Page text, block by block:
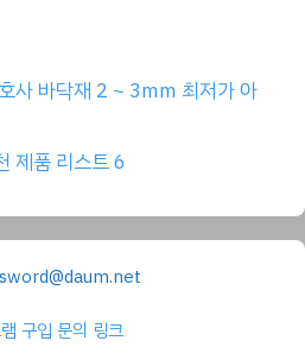
사 바닥재 2 ~ 3mm 최저가 아
제품 리스트 6
구입 문의 링크